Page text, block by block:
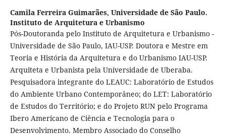
Camila Ferreira Guimarães, Universidade de São Paulo.
Instituto de Arquitetura e Urbanismo
Pós-Doutoranda pelo Instituto de Arquitetura e Urbanismo -
Universidade de São Paulo, IAU-USP. Doutora e Mestre em
Teoria e História da Arquitetura e do Urbanismo IAU-USP.
Arquiteta e Urbanista pela Universidade de Uberaba.
Pesquisadora integrante do LEAUC: Laboratório de Estudos
do Ambiente Urbano Contemporâneo; do LET: Laboratório
de Estudos do Território; e do Projeto RUN pelo Programa
Ibero Americano de Ciência e Tecnologia para o
Desenvolvimento. Membro Associado do Conselho